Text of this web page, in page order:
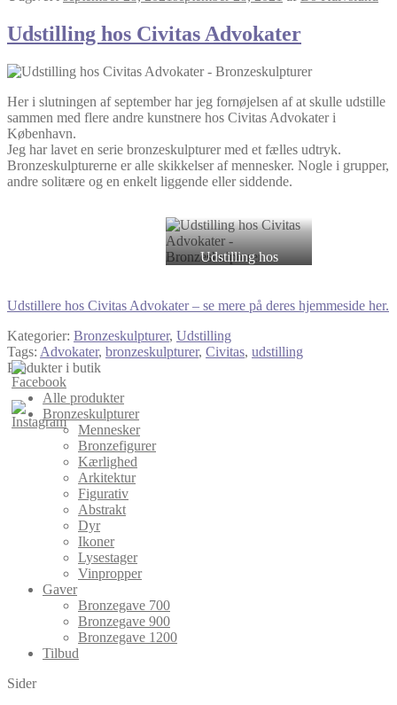
Udstilling hos Civitas Advokater
Her i slutningen af september har jeg fornøjelsen af at skulle udstille
sammen med flere andre kunstnere hos Civitas Advokater i
København.
Jeg har lavet en serie bronzeskulpturer med et fælles udtryk.
Bronzeskulpturerne er alle skikkelser af mennesker. Nogle i grupper,
andre solitære og en enkelt liggende eller siddende.
Udstilling hos
Bronzeskulpturer
Udstillere hos Civitas Advokater – se mere på deres hjemmeside her.
Kategorier: Bronzeskulpturer, Udstilling
Tags: Advokater, bronzeskulpturer, Civitas, udstilling
Produkter i butik
Alle produkter
Bronzeskulpturer
Mennesker
Bronzefigurer
Kærlighed
Arkitektur
Figurativ
Abstrakt
Dyr
Ikoner
Lysestager
Vinpropper
Gaver
Bronzegave 700
Bronzegave 900
Bronzegave 1200
Tilbud
Sider